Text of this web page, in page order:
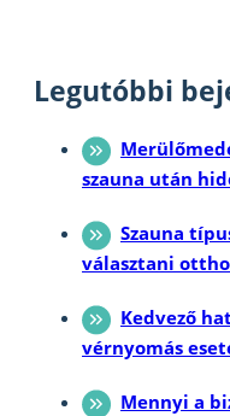
Legutóbbi
szauna után
Szauna
választani
Kedvező
vérnyomás
Mennyi a